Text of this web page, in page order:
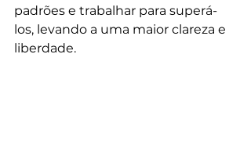
padrões e trabalhar para superá-
los, levando a uma maior clareza e
liberdade.